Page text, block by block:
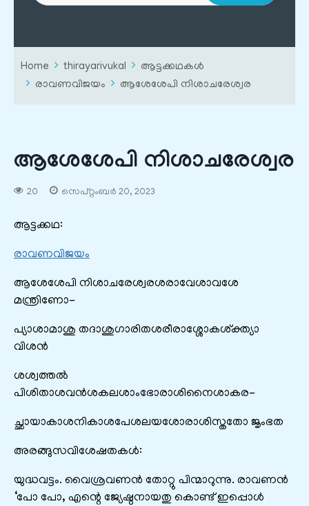
Home thirayarivukal
ആട്ടക്കഥകൾ
രാവണവിജയം
ആശേശേപി നിശാചരേശ്വര
ആശേശേപി നിശാചരേശ്വര
20 സെപ്റ്റംബർ 20, 2023
ആട്ടക്കഥ:
രാവണവിജയം
ആശേശേപി നിശാചരേശ്വരശരാവേശാവശേ
മന്ത്രിണോ-
പ്യാശാമാശു തദാശുഗാരിതശരീരാശ്ശോകശ്ക്ത്യാ
വിശൻ
ശശ്വത്തൽ
പിശിതാശവൻശകലശാംഭോരാശിനൈശാകര-
ച്ഛായാകാശനികാശപേശലയശോരാശിസ്തതോ ജൃംഭത
അരങ്ങുസവിശേഷതകൾ:
യുദ്ധവട്ടം. വൈശ്രവണൻ തോറ്റു പിന്മാറുന്നു. രാവണൻ
‘പോ പോ, എന്റെ ജ്യേഷ്ഠനായതു കൊണ്ട് ഇപ്പൊൾ